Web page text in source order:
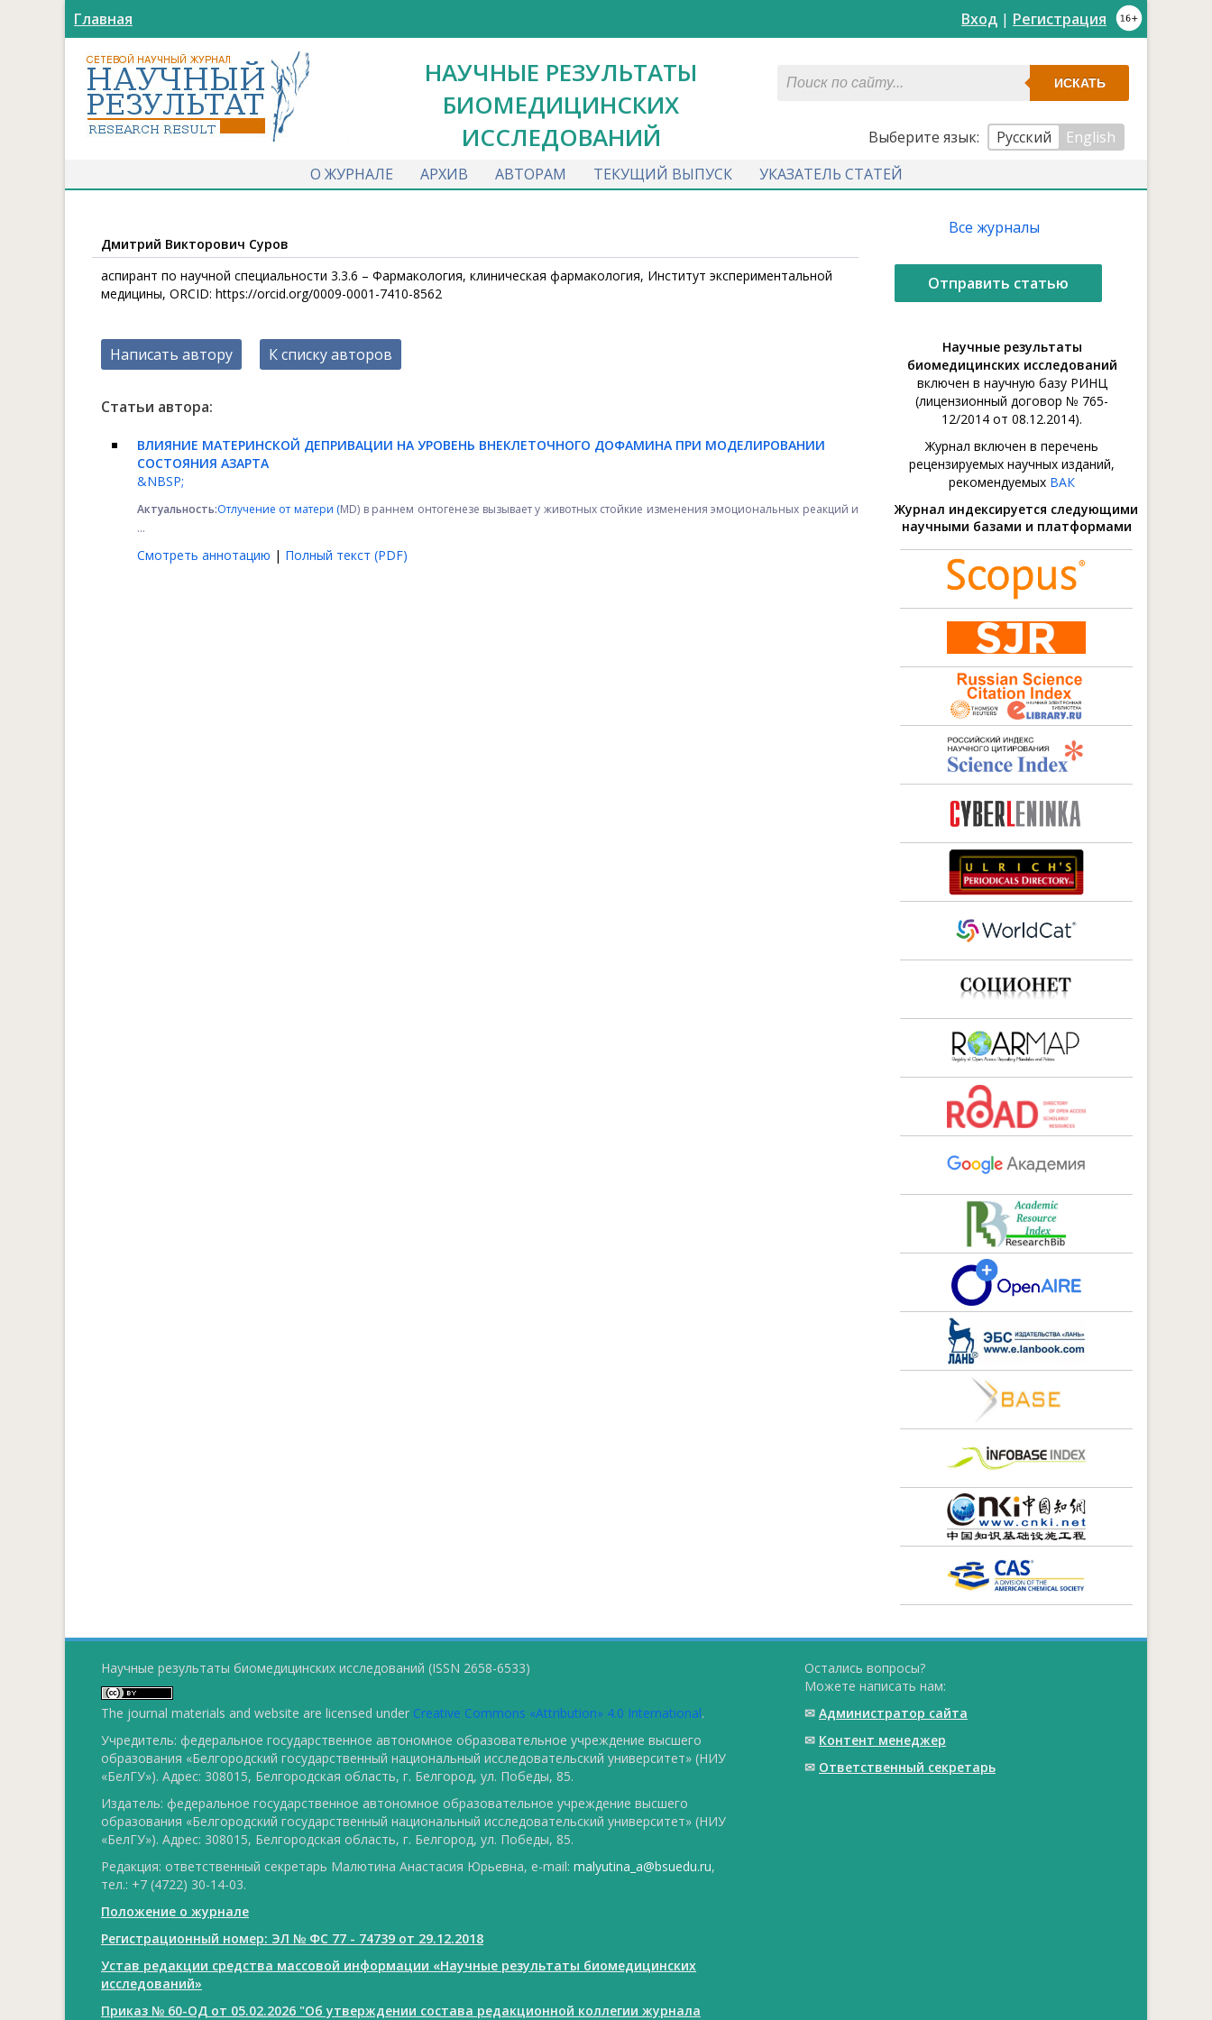
Главная Вход | Регистрация
НАУЧНЫЕ РЕЗУЛЬТАТЫ
БИОМЕДИЦИНСКИХ
ИССЛЕДОВАНИЙ
ИСКАТЬ
Выберите язык: Русский
English
О ЖУРНАЛЕ
АРХИВ АВТОРАМ ТЕКУЩИЙ ВЫПУСК УКАЗАТЕЛЬ СТАТЕЙ
Дмитрий Викторович Суров
аспирант по научной специальности 3.3.6 – Фармакология, клиническая фармакология, Институт экспериментальной
медицины, ORCID: https://orcid.org/0009-0001-7410-8562
Написать автору К списку авторов
Статьи автора:
ВЛИЯНИЕ МАТЕРИНСКОЙ ДЕПРИВАЦИИ НА УРОВЕНЬ ВНЕКЛЕТОЧНОГО ДОФАМИНА ПРИ МОДЕЛИРОВАНИИ
СОСТОЯНИЯ АЗАРТА
&NBSP;
Актуальность:Отлучение от матери (MD) в раннем онтогенезе вызывает у животных стойкие изменения эмоциональных реакций и
...
Смотреть аннотацию | Полный текст (PDF)
Все журналы
Отправить статью
Научные результаты
биомедицинских исследований
включен в научную базу РИНЦ
(лицензионный договор № 765-
12/2014 от 08.12.2014).
Журнал включен в перечень
рецензируемых научных изданий,
рекомендуемых ВАК
Журнал индексируется следующими
научными базами и платформами
Научные результаты биомедицинских исследований (ISSN 2658-6533)
The journal materials and website are licensed under Creative Commons «Attribution» 4.0 International.
Учредитель: федеральное государственное автономное образовательное учреждение высшего
образования «Белгородский государственный национальный исследовательский университет» (НИУ
«БелГУ»). Адрес: 308015, Белгородская область, г. Белгород, ул. Победы, 85.
Издатель: федеральное государственное автономное образовательное учреждение высшего
образования «Белгородский государственный национальный исследовательский университет» (НИУ
«БелГУ»). Адрес: 308015, Белгородская область, г. Белгород, ул. Победы, 85.
Редакция: ответственный секретарь Малютина Анастасия Юрьевна, e-mail: malyutina_a@bsuedu.ru,
тел.: +7 (4722) 30-14-03.
Положение о журнале
Регистрационный номер: ЭЛ № ФС 77 - 74739 от 29.12.2018
Устав редакции средства массовой информации «Научные результаты биомедицинских
исследований»
Приказ № 60-ОД от 05.02.2026 "Об утверждении состава редакционной коллегии журнала
Остались вопросы?
Можете написать нам:
✉ Администратор сайта
✉ Контент менеджер
✉ Ответственный cекретарь